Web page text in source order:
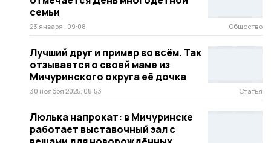
семьи
23 января , 09:08 Общество
Лучший друг и пример во всём. Так
отзывается о своей маме из
Мичуринского округа её дочка
30 ноября 2025, 08:53 Статья
Люлька напрокат: в Мичуринске
работает выставочный зал с